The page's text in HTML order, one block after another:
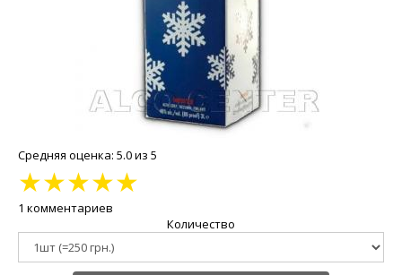
Средняя оценка: 5.0 из 5
★★★★★
1 комментариев
Количество